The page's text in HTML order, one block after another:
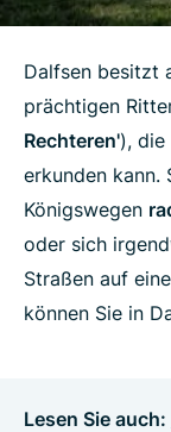
Dalfsen besitzt
prächtigen
Rechteren'), die
erkunden kann.
Königswegen
oder sich
Straßen auf eine
können Sie in
Lesen Sie auch: